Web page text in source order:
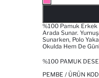
%100 Pamuk Erkek
Arada Sunar.
Sunarken, Polo
Okulda Hem De
%100 PAMUK
PEMBE / ÜRÜN